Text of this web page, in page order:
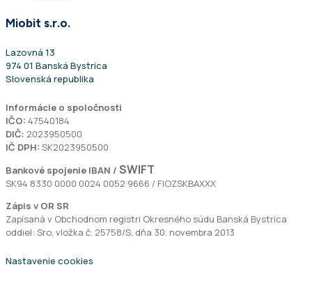
Miobit s.r.o.
Lazovná 13
974 01 Banská Bystrica
Slovenská republika
Informácie o spoločnosti
IČO: 47540184
DIČ: 2023950500
IČ DPH: SK2023950500
Bankové spojenie IBAN / SWIFT
SK94 8330 0000 0024 0052 9666 / FIOZSKBAXXX
Zápis v OR SR
Zapísaná v Obchodnom registri Okresného súdu Banská Bystrica
oddiel: Sro, vložka č. 25758/S, dňa 30. novembra 2013
Nastavenie cookies